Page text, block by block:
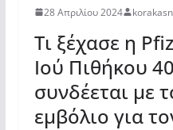
28 Απριλίου 2024
Τι ξέχασε η
Ιού Πιθήκου
συνδέεται με
εμβόλιο για